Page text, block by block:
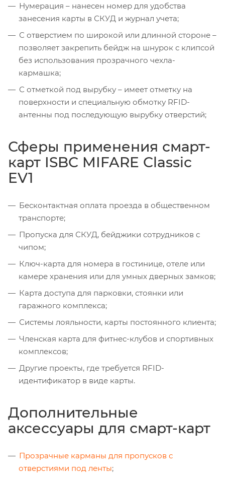
Нумерация – нанесен номер для удобства
занесения карты в СКУД и журнал учета;
С отверстием по широкой или длинной стороне –
позволяет закрепить бейдж на шнурок с клипсой
без использования прозрачного чехла-
кармашка;
С отметкой под вырубку – имеет отметку на
поверхности и специальную обмотку RFID-
антенны под последующую вырубку отверстий;
Сферы применения смарт-
карт ISBC MIFARE Classic
EV1
Бесконтактная оплата проезда в общественном
транспорте;
Пропуска для СКУД, бейджики сотрудников с
чипом;
Ключ-карта для номера в гостинице, отеле или
камере хранения или для умных дверных замков;
Карта доступа для парковки, стоянки или
гаражного комплекса;
Системы лояльности, карты постоянного клиента;
Членская карта для фитнес-клубов и спортивных
комплексов;
Другие проекты, где требуется RFID-
идентификатор в виде карты.
Дополнительные
аксессуары для смарт-карт
Прозрачные карманы для пропусков с
отверстиями под ленты;